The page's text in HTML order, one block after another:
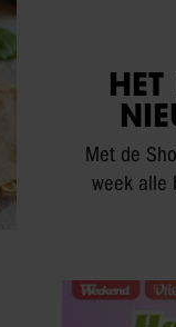
Met de
week alle